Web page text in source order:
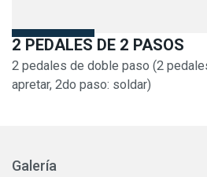
2 PEDALES DE 2 PASOS
2 pedales de doble paso (2
apretar, 2do paso: soldar)
Galería